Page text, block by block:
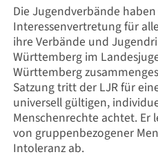
Die Jugendverbände
Interessenvertretung für
ihre Verbände und
Württemberg im
Württemberg
Satzung tritt der LJR für
universell gültigen,
Menschenrechte achtet. Er
von gruppenbezogener
Intoleranz ab.